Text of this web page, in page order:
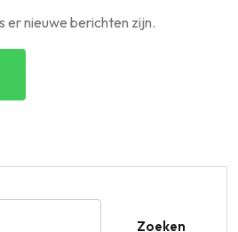
er nieuwe berichten zijn.
Zoeken